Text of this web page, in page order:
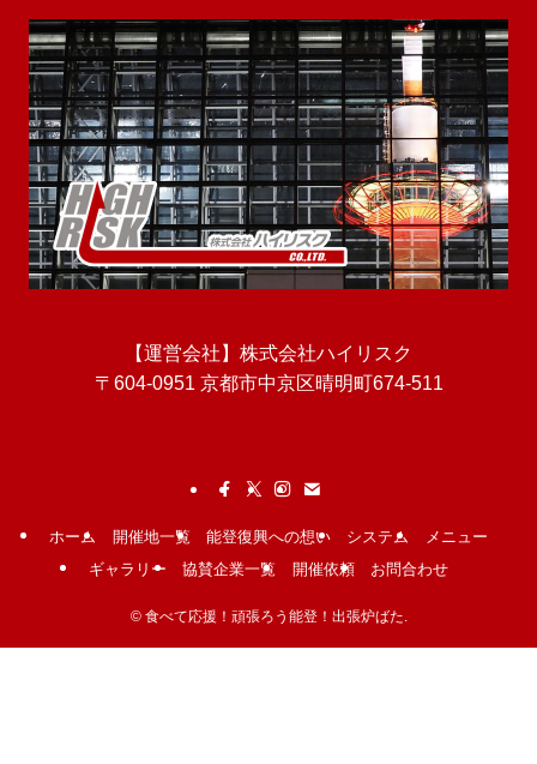
【運営会社】株式会社ハイリスク
〒604-0951 京都市中京区晴明町674-511
ホーム 開催地一覧 能登復興への想い システム
メニュー
ギャラリー
協賛企業一覧 開催依頼 お問合わせ
©食べて応援！頑張ろう能登！出張炉ばた.